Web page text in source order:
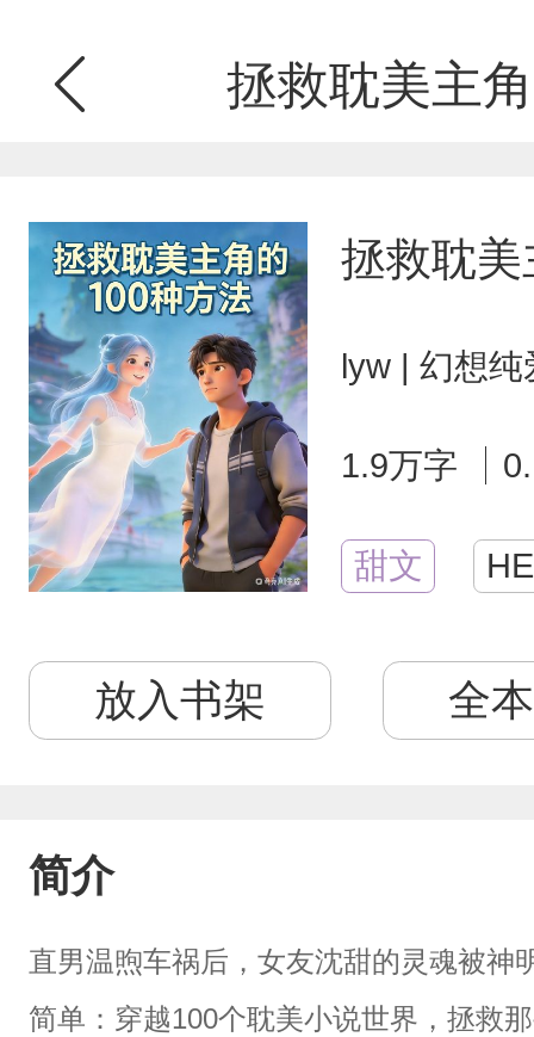
拯救耽美主
拯救耽
lyw | 幻想
1.9万字
甜文 HE
放入书架 全
简介
直男温煦车祸后，女友沈甜的灵魂被神
简单：穿越100个耽美小说世界，拯救